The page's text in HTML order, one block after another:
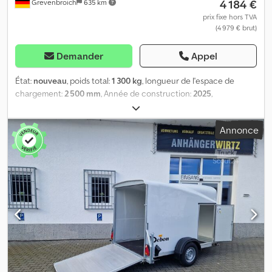
Grevenbroich 635 km 4 184 €
prix fixe hors TVA
(4 979 € brut)
Demander Appel
État: nouveau, poids total:1 300 kg, longueur de l'espace de
chargement: 2 500 mm , Année de construction: 2025
ANHÄNGERWIRTZ, votre point de vente pour votre nouvelle
remorque, vous propose des marques de renom ! Plus de 850
nouvelles remorques en stock. Plus de 130 remorques d'occasion
disponibles en permanence. Dkodpezly I Nsfx Ah Ajr Exemple sans
engagement : offre en ligne valable dans la limite des stocks !
Debo Roadster Sport C255, 252x125x154 cm, couleur argentée
aérodynamique, panneaux sandwich, intérieur noir, porte latérale,
1300 kg. Roadster Sport C255, 252x125x154 cm, intérieur 1300 kg,
remorque à essieu unique avec frein, châssis en V, face avant et
toit en polyester aérodynamiques inclinés, panneaux sandwich
gris argenté, capot en polyuréthane noir, porte latérale avec
verrouillage central, porte arrière à battants et rampe combinées,
aluminium avec système de levage, verrouillage à levier d'angle
Annonce